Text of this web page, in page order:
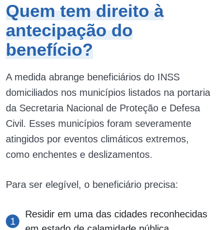
Quem tem direito à
antecipação do
benefício?
A medida abrange beneficiários do INSS
domiciliados nos municípios listados na portaria
da Secretaria Nacional de Proteção e Defesa
Civil. Esses municípios foram severamente
atingidos por eventos climáticos extremos,
como enchentes e deslizamentos.
Para ser elegível, o beneficiário precisa:
Residir em uma das cidades reconhecidas